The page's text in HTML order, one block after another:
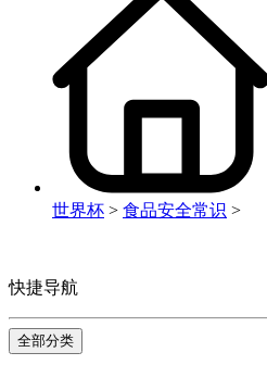
世界杯 > 食品安全常识 >
快捷导航
全部分类